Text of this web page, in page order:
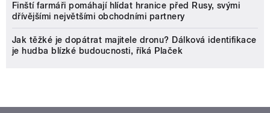
Finští farmáři pomáhají hlídat hranice před Rusy, svými
dřívějšími největšími obchodními partnery
Jak těžké je dopátrat majitele dronu? Dálková identifikace
je hudba blízké budoucnosti, říká Plaček